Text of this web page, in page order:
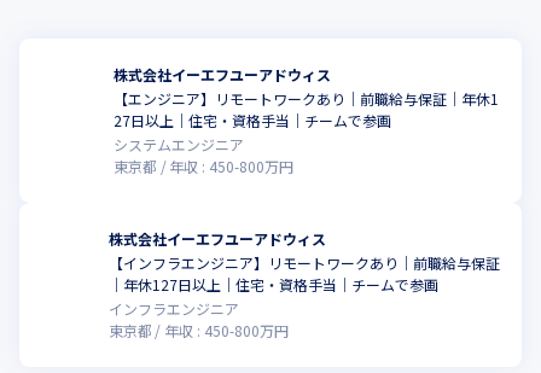
株式会社イーエフユーアドウィス
【エンジニア】リモートワークあり｜前職給与保証｜年休1
27日以上｜住宅・資格手当｜チームで参画
システムエンジニア
東京都
年収 : 450-800万円
株式会社イーエフユーアドウィス
【インフラエンジニア】リモートワークあり｜前職給与保証
｜年休127日以上｜住宅・資格手当｜チームで参画
インフラエンジニア
東京都
年収 : 450-800万円